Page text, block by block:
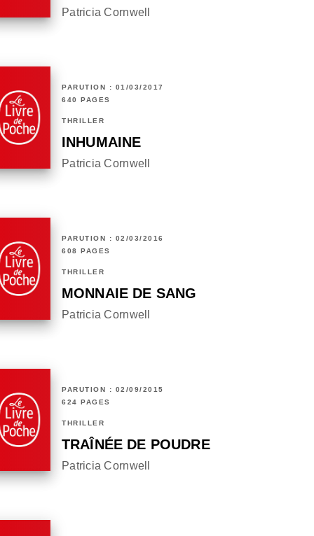
Patricia Cornwell
PARUTION : 01/03/2017
640 PAGES
THRILLER
INHUMAINE
Patricia Cornwell
PARUTION : 02/03/2016
608 PAGES
THRILLER
MONNAIE DE SANG
Patricia Cornwell
PARUTION : 02/09/2015
624 PAGES
THRILLER
TRAÎNÉE DE POUDRE
Patricia Cornwell